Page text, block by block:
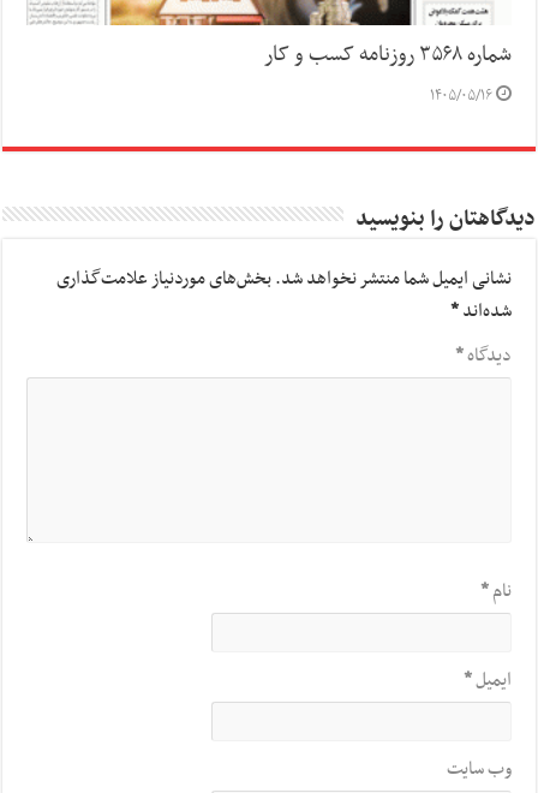
شماره ۳۵۶۸ روزنامه کسب و کار
۱۴۰۵/۰۵/۱۶
دیدگاهتان را بنویسید
نشانی ایمیل شما منتشر نخواهد شد.بخش‌های موردنیاز علامت‌گذاری
شده‌اند*
دیدگاه*
نام*
ایمیل*
وب‌ سایت